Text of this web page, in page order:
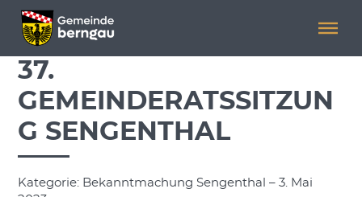
Menü überspringen
Menü überspringen
37.
GEMEINDERATSSITZUN
G SENGENTHAL
Kategorie: Bekanntmachung Sengenthal – 3. Mai